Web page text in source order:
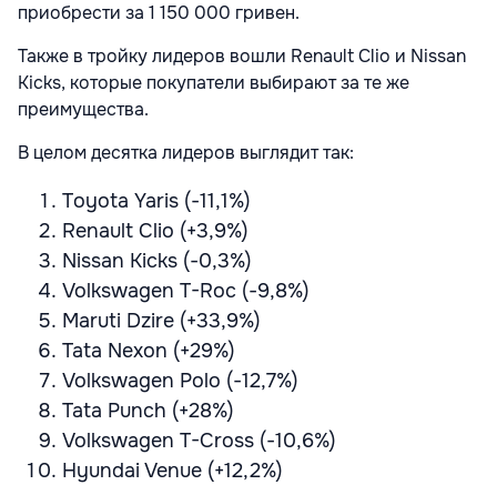
приобрести за 1 150 000 гривен.
Также в тройку лидеров вошли Renault Clio и Nissan
Kicks, которые покупатели выбирают за те же
преимущества.
В целом десятка лидеров выглядит так:
Toyota Yaris (-11,1%)
Renault Clio (+3,9%)
Nissan Kicks (-0,3%)
Volkswagen T-Roc (-9,8%)
Maruti Dzire (+33,9%)
Tata Nexon (+29%)
Volkswagen Polo (-12,7%)
Tata Punch (+28%)
Volkswagen T-Cross (-10,6%)
Hyundai Venue (+12,2%)